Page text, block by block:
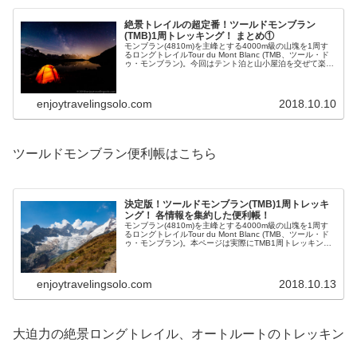
絶景トレイルの超定番！ツールドモンブラン
(TMB)1周トレッキング！ まとめ①
モンブラン(4810m)を主峰とする4000m級の山塊を1周す
るロングトレイルTour du Mont Blanc (TMB、ツール・ド
ゥ・モンブラン)。今回はテント泊と山小屋泊を交ぜて楽し
enjoytravelingsolo.com 2018.10.10
ツールドモンブラン便利帳はこちら
決定版！ツールドモンブラン(TMB)1周トレッキ
ング！ 各情報を集約した便利帳！
モンブラン(4810m)を主峰とする4000m級の山塊を1周す
るロングトレイルTour du Mont Blanc (TMB、ツール・ド
ゥ・モンブラン)。本ページは実際にTMB1周トレッキング
enjoytravelingsolo.com 2018.10.13
大迫力の絶景ロングトレイル、オートルートのトレッキン